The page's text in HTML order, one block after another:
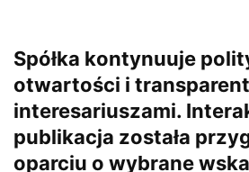
Spółka kontynuuje
otwartości i
interesariuszami.
publikacja została
oparciu o wybrane